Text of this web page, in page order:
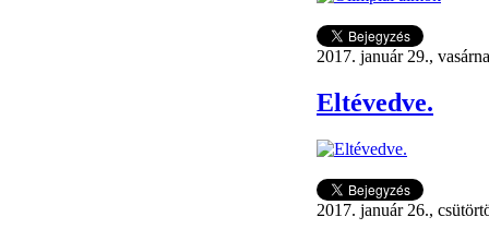
2017. január 29.,
Eltévedve.
2017. január 26.,